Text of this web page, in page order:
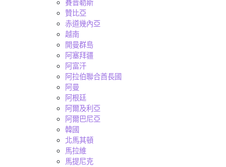
賽普勒斯
贊比亞
赤道幾內亞
越南
開曼群島
阿塞拜疆
阿富汗
阿拉伯聯合酋長國
阿曼
阿根廷
阿爾及利亞
阿爾巴尼亞
韓國
北馬其頓
馬拉維
馬提尼克